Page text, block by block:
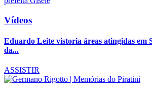
Vídeos
Eduardo Leite vistoria áreas atingidas em
da...
ASSISTIR